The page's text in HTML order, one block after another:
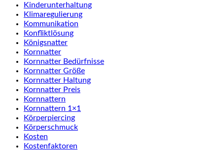
Kinderunterhaltung
Klimaregulierung
Kommunikation
Konfliktlösung
Königsnatter
Kornnatter
Kornnatter Bedürfnisse
Kornnatter Größe
Kornnatter Haltung
Kornnatter Preis
Kornnattern
Kornnattern 1×1
Körperpiercing
Körperschmuck
Kosten
Kostenfaktoren